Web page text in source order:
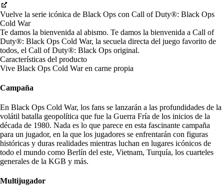
Vuelve la serie icónica de Black Ops con Call of Duty®: Black Ops
Cold War
Te damos la bienvenida al abismo. Te damos la bienvenida a Call of
Duty®: Black Ops Cold War, la secuela directa del juego favorito de
todos, el Call of Duty®: Black Ops original.
Características del producto
Vive Black Ops Cold War en carne propia
Campaña
En Black Ops Cold War, los fans se lanzarán a las profundidades de la
volátil batalla geopolítica que fue la Guerra Fría de los inicios de la
década de 1980. Nada es lo que parece en esta fascinante campaña
para un jugador, en la que los jugadores se enfrentarán con figuras
históricas y duras realidades mientras luchan en lugares icónicos de
todo el mundo como Berlín del este, Vietnam, Turquía, los cuarteles
generales de la KGB y más.
Multijugador